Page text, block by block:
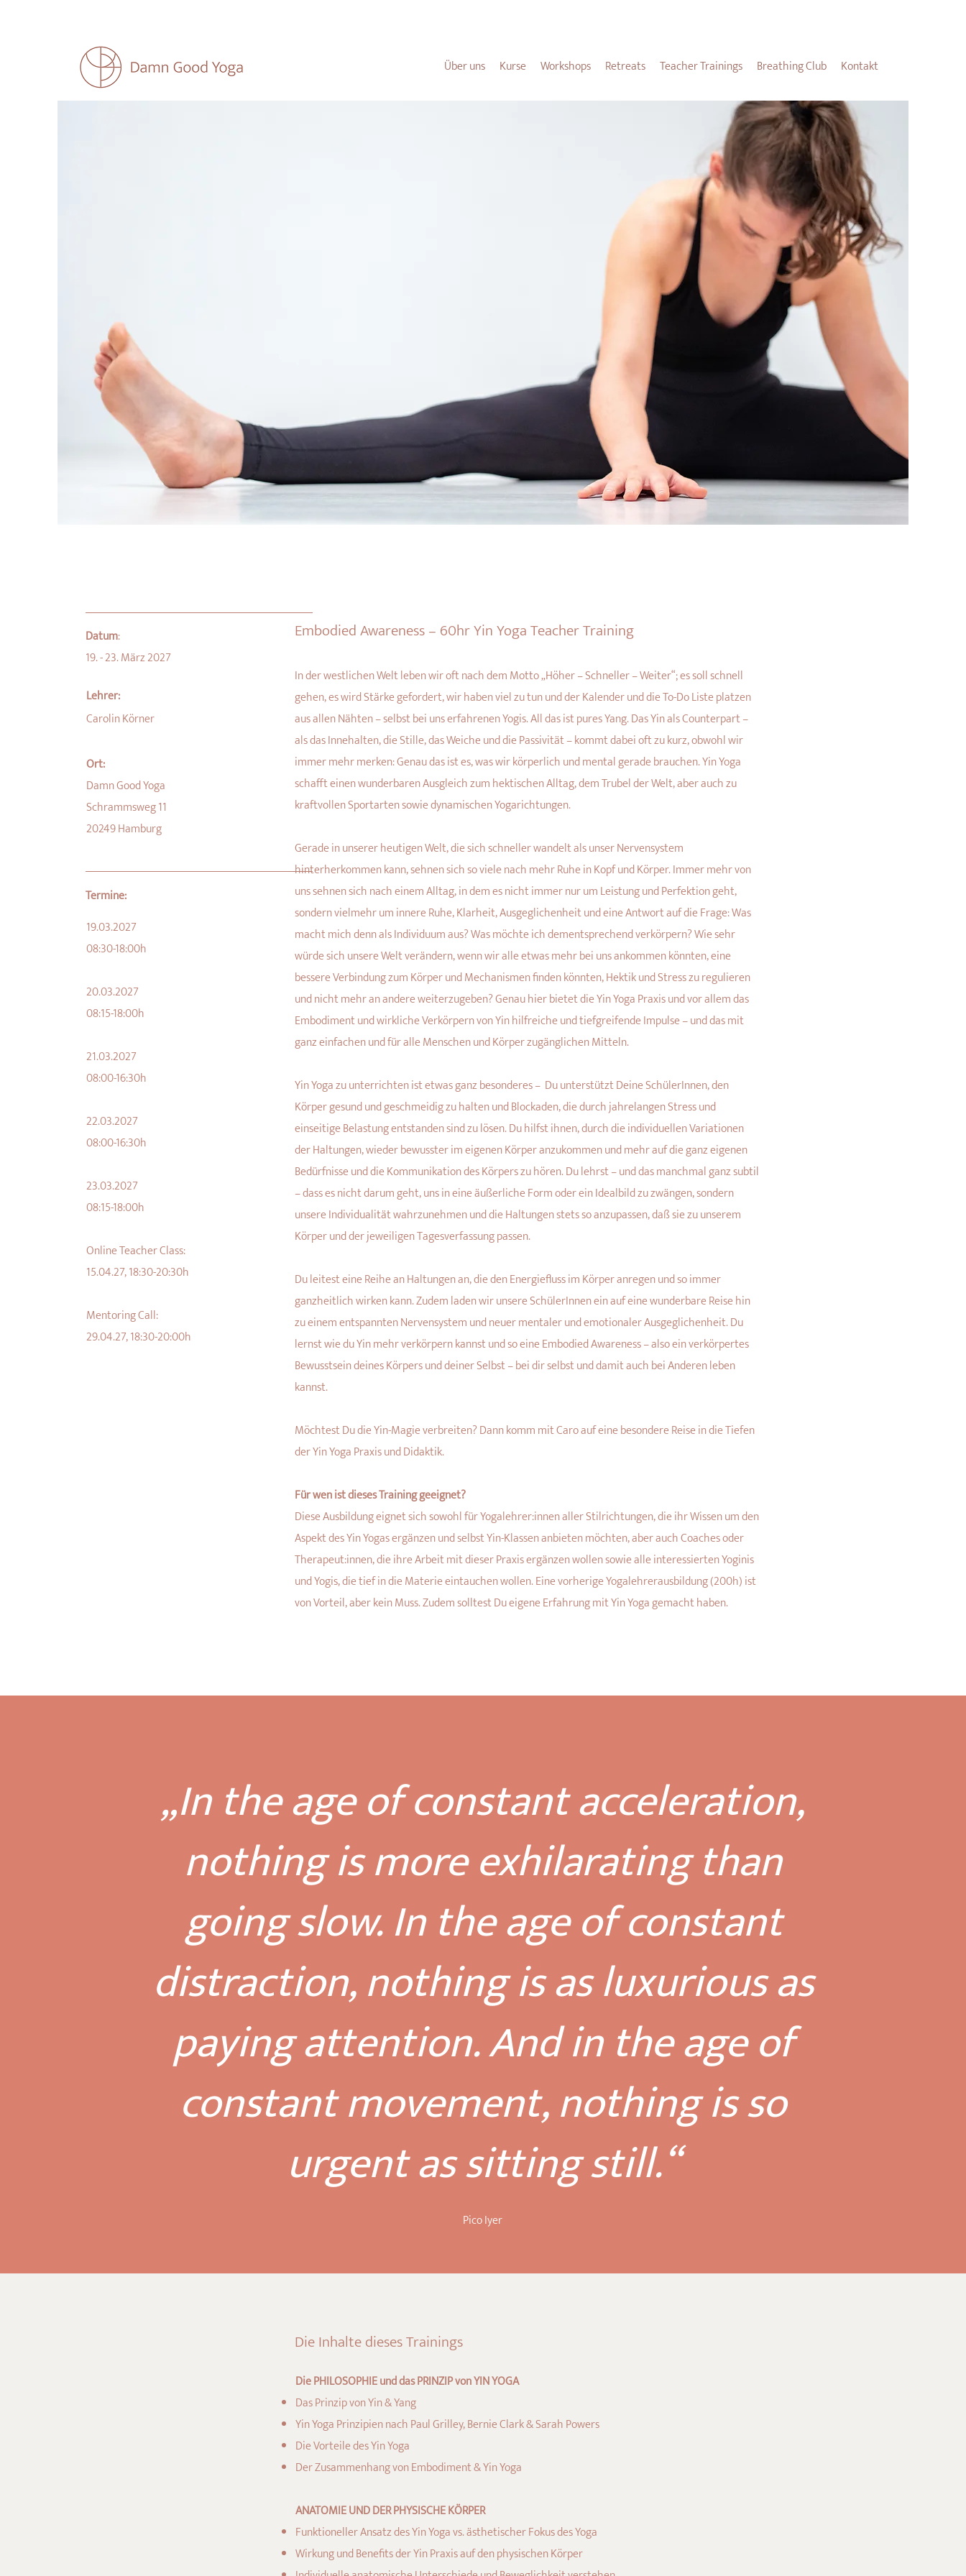
Über uns Kurse Workshops Retreats Teacher Trainings Breathing Club Kontakt
Datum:
19. - 23. März 2027
Lehrer:
Carolin Körner
Ort:
Damn Good Yoga
Schrammsweg 11
20249 Hamburg
Termine:
19.03.2027
08:30-18:00h
20.03.2027
08:15-18:00h
21.03.2027
08:00-16:30h
22.03.2027
08:00-16:30h
23.03.2027
08:15-18:00h
Online Teacher Class:
15.04.27, 18:30-20:30h
Mentoring Call:
29.04.27, 18:30-20:00h
Embodied Awareness – 60hr Yin Yoga Teacher Training
In der westlichen Welt leben wir oft nach dem Motto „Höher – Schneller – Weiter“; es soll schnell
gehen, es wird Stärke gefordert, wir haben viel zu tun und der Kalender und die To-Do Liste platzen
aus allen Nähten – selbst bei uns erfahrenen Yogis. All das ist pures Yang. Das Yin als Counterpart –
als das Innehalten, die Stille, das Weiche und die Passivität – kommt dabei oft zu kurz, obwohl wir
immer mehr merken: Genau das ist es, was wir körperlich und mental gerade brauchen. Yin Yoga
schafft einen wunderbaren Ausgleich zum hektischen Alltag, dem Trubel der Welt, aber auch zu
kraftvollen Sportarten sowie dynamischen Yogarichtungen.
Gerade in unserer heutigen Welt, die sich schneller wandelt als unser Nervensystem
hinterherkommen kann, sehnen sich so viele nach mehr Ruhe in Kopf und Körper. Immer mehr von
uns sehnen sich nach einem Alltag, in dem es nicht immer nur um Leistung und Perfektion geht,
sondern vielmehr um innere Ruhe, Klarheit, Ausgeglichenheit und eine Antwort auf die Frage: Was
macht mich denn als Individuum aus? Was möchte ich dementsprechend verkörpern? Wie sehr
würde sich unsere Welt verändern, wenn wir alle etwas mehr bei uns ankommen könnten, eine
bessere Verbindung zum Körper und Mechanismen finden könnten, Hektik und Stress zu regulieren
und nicht mehr an andere weiterzugeben? Genau hier bietet die Yin Yoga Praxis und vor allem das
Embodiment und wirkliche Verkörpern von Yin hilfreiche und tiefgreifende Impulse – und das mit
ganz einfachen und für alle Menschen und Körper zugänglichen Mitteln.
Yin Yoga zu unterrichten ist etwas ganz besonderes – Du unterstützt Deine SchülerInnen, den
Körper gesund und geschmeidig zu halten und Blockaden, die durch jahrelangen Stress und
einseitige Belastung entstanden sind zu lösen. Du hilfst ihnen, durch die individuellen Variationen
der Haltungen, wieder bewusster im eigenen Körper anzukommen und mehr auf die ganz eigenen
Bedürfnisse und die Kommunikation des Körpers zu hören. Du lehrst – und das manchmal ganz subtil
– dass es nicht darum geht, uns in eine äußerliche Form oder ein Idealbild zu zwängen, sondern
unsere Individualität wahrzunehmen und die Haltungen stets so anzupassen, daß sie zu unserem
Körper und der jeweiligen Tagesverfassung passen.
Du leitest eine Reihe an Haltungen an, die den Energiefluss im Körper anregen und so immer
ganzheitlich wirken kann. Zudem laden wir unsere SchülerInnen ein auf eine wunderbare Reise hin
zu einem entspannten Nervensystem und neuer mentaler und emotionaler Ausgeglichenheit. Du
lernst wie du Yin mehr verkörpern kannst und so eine Embodied Awareness – also ein verkörpertes
Bewusstsein deines Körpers und deiner Selbst – bei dir selbst und damit auch bei Anderen leben
kannst.
Möchtest Du die Yin-Magie verbreiten? Dann komm mit Caro auf eine besondere Reise in die Tiefen
der Yin Yoga Praxis und Didaktik.
Für wen ist dieses Training geeignet?
Diese Ausbildung eignet sich sowohl für Yogalehrer:innen aller Stilrichtungen, die ihr Wissen um den
Aspekt des Yin Yogas ergänzen und selbst Yin-Klassen anbieten möchten, aber auch Coaches oder
Therapeut:innen, die ihre Arbeit mit dieser Praxis ergänzen wollen sowie alle interessierten Yoginis
und Yogis, die tief in die Materie eintauchen wollen. Eine vorherige Yogalehrerausbildung (200h) ist
von Vorteil, aber kein Muss. Zudem solltest Du eigene Erfahrung mit Yin Yoga gemacht haben.
„In the age of constant acceleration,
nothing is more exhilarating than
going slow. In the age of constant
distraction, nothing is as luxurious as
paying attention. And in the age of
constant movement, nothing is so
urgent as sitting still.“
Pico Iyer
Die Inhalte dieses Trainings
Die PHILOSOPHIE und das PRINZIP von YIN YOGA
Das Prinzip von Yin & Yang
Yin Yoga Prinzipien nach Paul Grilley, Bernie Clark & Sarah Powers
Die Vorteile des Yin Yoga
Der Zusammenhang von Embodiment & Yin Yoga
ANATOMIE UND DER PHYSISCHE KÖRPER
Funktioneller Ansatz des Yin Yoga vs. ästhetischer Fokus des Yoga
Wirkung und Benefits der Yin Praxis auf den physischen Körper